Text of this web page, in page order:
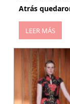
Atrás
LEER MÁS